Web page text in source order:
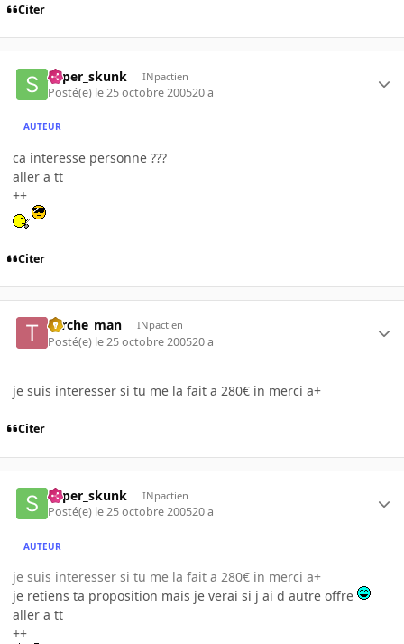
Citer
super_skunk INpactien
Posté(e) le 25 octobre 200520 a
AUTEUR
ca interesse personne ???
aller a tt
++
Citer
torche_man INpactien
Posté(e) le 25 octobre 200520 a
je suis interesser si tu me la fait a 280€ in merci a+
Citer
super_skunk INpactien
Posté(e) le 25 octobre 200520 a
AUTEUR
je suis interesser si tu me la fait a 280€ in merci a+
je retiens ta proposition mais je verai si j ai d autre offre
aller a tt
++